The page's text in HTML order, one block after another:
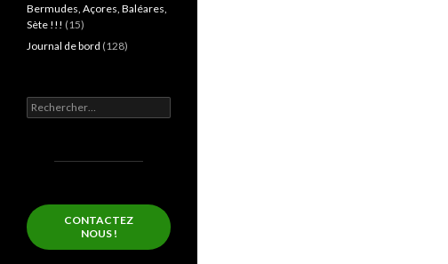
Bermudes, Açores, Baléares,
Sète !!! (15)
Journal de bord (128)
Rechercher :
CONTACTEZ
NOUS !